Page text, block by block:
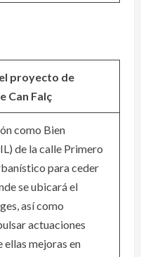
proyecto de
Can Falç
como Bien
de la calle Primero
para ceder
se ubicará el
así como
actuaciones
ellas mejoras en